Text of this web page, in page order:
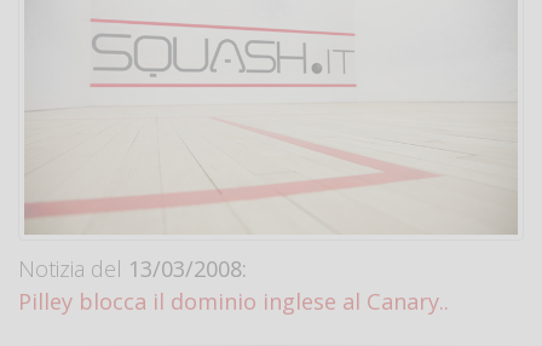
Notizia del 13/03/2008:
Pilley blocca il dominio inglese al Canary..